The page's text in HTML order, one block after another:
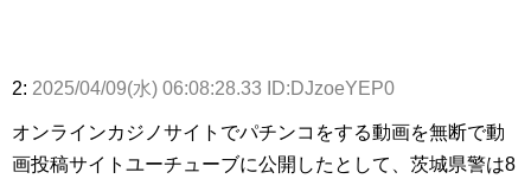
2: 2025/04/09(水) 06:08:28.33 ID:DJzoeYEP0
オンラインカジノサイトでパチンコをする動画を無断で動
画投稿サイトユーチューブに公開したとして、茨城県警は8